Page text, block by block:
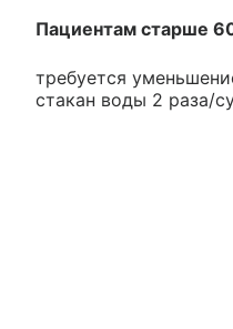
Пациентам старше
требуется
стакан воды 2 раза/